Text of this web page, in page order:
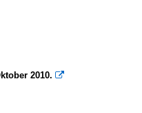
2010. 